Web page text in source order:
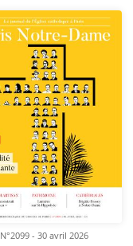
N°2099 - 30 avril 2026